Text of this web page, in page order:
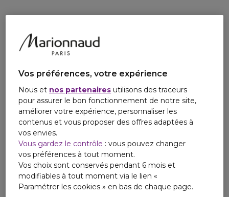
Vos préférences, votre expérience
Nous et nos partenaires utilisons des traceurs
pour assurer le bon fonctionnement de notre site,
améliorer votre expérience, personnaliser les
contenus et vous proposer des offres adaptées à
vos envies.
Vous gardez le contrôle : vous pouvez changer
vos préférences à tout moment.
Vos choix sont conservés pendant 6 mois et
modifiables à tout moment via le lien «
Paramétrer les cookies » en bas de chaque page.